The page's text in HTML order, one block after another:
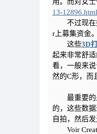
13-12896.html
不过现在好
r上募集资金。
这些3D
起来非常舒
看，一般来
然的C形，而
最重要的是
的，这些数
自拍，然后
Voir